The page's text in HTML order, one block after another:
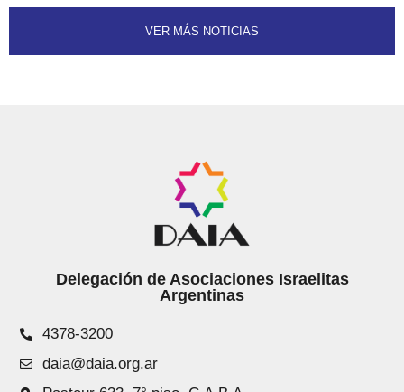
VER MÁS NOTICIAS
Delegación de Asociaciones Israelitas
Argentinas
4378-3200
daia@daia.org.ar